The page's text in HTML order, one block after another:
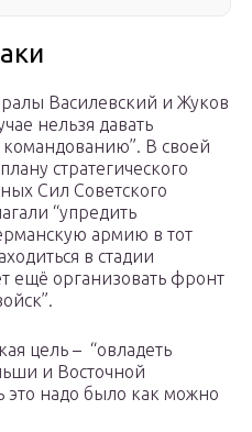
Василевский и Жуков
нельзя давать
В своей
стратегического
Сил Совет­ского
“упредить
армию в тот
в стадии
ещё организовать фронт
цель – “овладеть
и Восточной
это надо было как можно